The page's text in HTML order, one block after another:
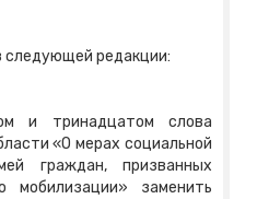
следующей редакции:
и тринадцатом слова
«О мерах социальной
граждан, призванных
заменить